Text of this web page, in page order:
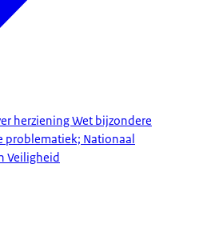
herziening Wet bijzondere
problematiek; Nationaal
Veiligheid